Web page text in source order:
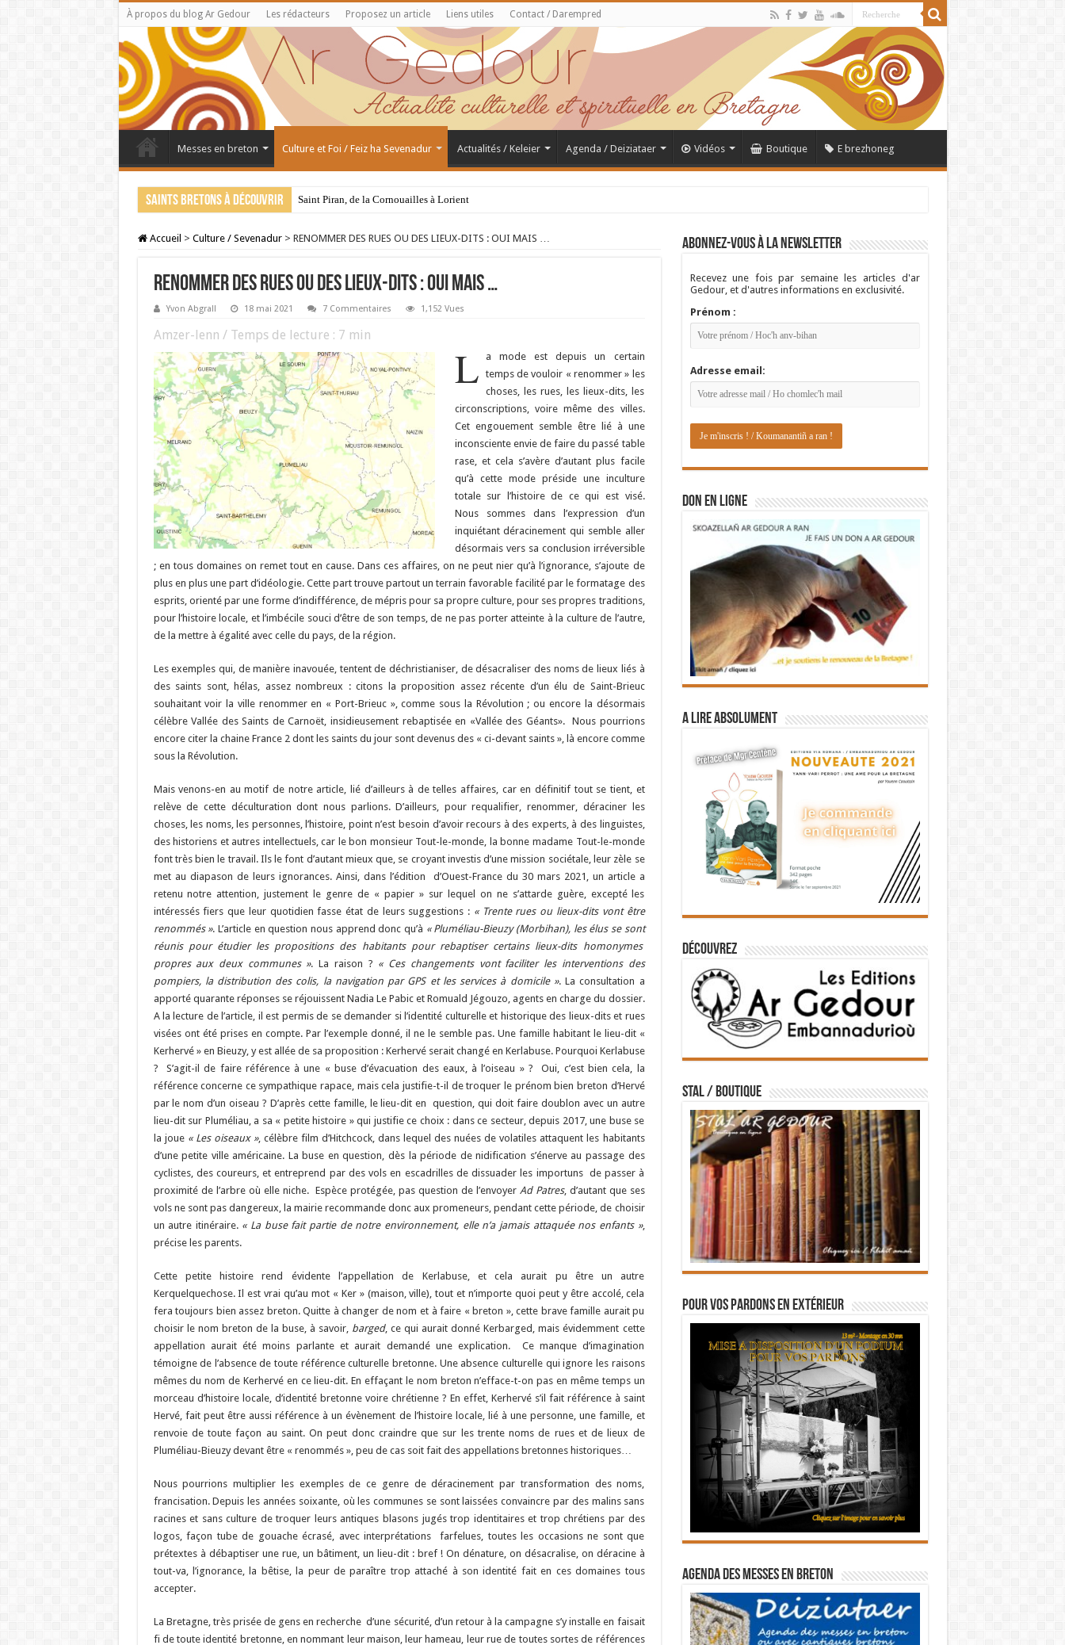
À propos du blog Ar Gedour Les rédacteurs Proposez un article Liens utiles Contact / Darempred
Messes en breton Culture et Foi / Feiz ha Sevenadur Actualités / Keleier Agenda / Deiziataer Vidéos Boutique E brezhoneg
Saints bretons à découvrir Saint Piran, de la Cornouailles à Lorient
Accueil > Culture / Sevenadur > RENOMMER DES RUES OU DES LIEUX-DITS : OUI MAIS …
RENOMMER DES RUES OU DES LIEUX-DITS : OUI MAIS …
Yvon Abgrall 18 mai 2021 7 Commentaires 1,152 Vues
Amzer-lenn / Temps de lecture : 7 min
L
a mode est depuis un certain
temps de vouloir « renommer » les
choses, les rues, les lieux-dits, les
circonscriptions, voire même des villes.
Cet engouement semble être lié à une
inconsciente envie de faire du passé table
rase, et cela s’avère d’autant plus facile
qu’à cette mode préside une inculture
totale sur l’histoire de ce qui est visé.
Nous sommes dans l’expression d’un
inquiétant déracinement qui semble aller
désormais vers sa conclusion irréversible
; en tous domaines on remet tout en cause. Dans ces affaires, on ne peut nier qu’à l’ignorance, s’ajoute de
plus en plus une part d’idéologie. Cette part trouve partout un terrain favorable facilité par le formatage des
esprits, orienté par une forme d’indifférence, de mépris pour sa propre culture, pour ses propres traditions,
pour l’histoire locale, et l’imbécile souci d’être de son temps, de ne pas porter atteinte à la culture de l’autre,
de la mettre à égalité avec celle du pays, de la région.
Les exemples qui, de manière inavouée, tentent de déchristianiser, de désacraliser des noms de lieux liés à
des saints sont, hélas, assez nombreux : citons la proposition assez récente d’un élu de Saint-Brieuc
souhaitant voir la ville renommer en « Port-Brieuc », comme sous la Révolution ; ou encore la désormais
célèbre Vallée des Saints de Carnoët, insidieusement rebaptisée en «Vallée des Géants». Nous pourrions
encore citer la chaine France 2 dont les saints du jour sont devenus des « ci-devant saints », là encore comme
sous la Révolution.
Mais venons-en au motif de notre article, lié d’ailleurs à de telles affaires, car en définitif tout se tient, et
relève de cette déculturation dont nous parlions. D’ailleurs, pour requalifier, renommer, déraciner les
choses, les noms, les personnes, l’histoire, point n’est besoin d’avoir recours à des experts, à des linguistes,
des historiens et autres intellectuels, car le bon monsieur Tout-le-monde, la bonne madame Tout-le-monde
font très bien le travail. Ils le font d’autant mieux que, se croyant investis d’une mission sociétale, leur zèle se
met au diapason de leurs ignorances. Ainsi, dans l’édition d’Ouest-France du 30 mars 2021, un article a
retenu notre attention, justement le genre de « papier » sur lequel on ne s’attarde guère, excepté les
intéressés fiers que leur quotidien fasse état de leurs suggestions : « Trente rues ou lieux-dits vont être
renommés ». L’article en question nous apprend donc qu’à « Pluméliau-Bieuzy (Morbihan), les élus se sont
réunis pour étudier les propositions des habitants pour rebaptiser certains lieux-dits homonymes
propres aux deux communes ». La raison ? « Ces changements vont faciliter les interventions des
pompiers, la distribution des colis, la navigation par GPS et les services à domicile ». La consultation a
apporté quarante réponses se réjouissent Nadia Le Pabic et Romuald Jégouzo, agents en charge du dossier.
A la lecture de l’article, il est permis de se demander si l’identité culturelle et historique des lieux-dits et rues
visées ont été prises en compte. Par l’exemple donné, il ne le semble pas. Une famille habitant le lieu-dit «
Kerhervé » en Bieuzy, y est allée de sa proposition : Kerhervé serait changé en Kerlabuse. Pourquoi Kerlabuse
? S’agit-il de faire référence à une « buse d’évacuation des eaux, à l’oiseau » ? Oui, c’est bien cela, la
référence concerne ce sympathique rapace, mais cela justifie-t-il de troquer le prénom bien breton d’Hervé
par le nom d’un oiseau ? D’après cette famille, le lieu-dit en question, qui doit faire doublon avec un autre
lieu-dit sur Pluméliau, a sa « petite histoire » qui justifie ce choix : dans ce secteur, depuis 2017, une buse se
la joue « Les oiseaux », célèbre film d’Hitchcock, dans lequel des nuées de volatiles attaquent les habitants
d’une petite ville américaine. La buse en question, dès la période de nidification s’énerve au passage des
cyclistes, des coureurs, et entreprend par des vols en escadrilles de dissuader les importuns de passer à
proximité de l’arbre où elle niche. Espèce protégée, pas question de l’envoyer Ad Patres, d’autant que ses
vols ne sont pas dangereux, la mairie recommande donc aux promeneurs, pendant cette période, de choisir
un autre itinéraire.« La buse fait partie de notre environnement, elle n’a jamais attaquée nos enfants »,
précise les parents.
Cette petite histoire rend évidente l’appellation de Kerlabuse, et cela aurait pu être un autre
Kerquelquechose. Il est vrai qu’au mot « Ker » (maison, ville), tout et n’importe quoi peut y être accolé, cela
fera toujours bien assez breton. Quitte à changer de nom et à faire « breton », cette brave famille aurait pu
choisir le nom breton de la buse, à savoir, barged, ce qui aurait donné Kerbarged, mais évidemment cette
appellation aurait été moins parlante et aurait demandé une explication. Ce manque d’imagination
témoigne de l’absence de toute référence culturelle bretonne. Une absence culturelle qui ignore les raisons
mêmes du nom de Kerhervé en ce lieu-dit. En effaçant le nom breton n’efface-t-on pas en même temps un
morceau d’histoire locale, d’identité bretonne voire chrétienne ? En effet, Kerhervé s’il fait référence à saint
Hervé, fait peut être aussi référence à un évènement de l’histoire locale, lié à une personne, une famille, et
renvoie de toute façon au saint. On peut donc craindre que sur les trente noms de rues et de lieux de
Pluméliau-Bieuzy devant être « renommés », peu de cas soit fait des appellations bretonnes historiques…
Nous pourrions multiplier les exemples de ce genre de déracinement par transformation des noms,
francisation. Depuis les années soixante, où les communes se sont laissées convaincre par des malins sans
racines et sans culture de troquer leurs antiques blasons jugés trop identitaires et trop chrétiens par des
logos, façon tube de gouache écrasé, avec interprétations farfelues, toutes les occasions ne sont que
prétextes à débaptiser une rue, un bâtiment, un lieu-dit : bref ! On dénature, on désacralise, on déracine à
tout-va, l’ignorance, la bêtise, la peur de paraître trop attaché à son identité fait en ces domaines tous
accepter.
La Bretagne, très prisée de gens en recherche d’une sécurité, d’un retour à la campagne s’y installe en faisait
fi de toute identité bretonne, en nommant leur maison, leur hameau, leur rue de toutes sortes de références
Abonnez-vous à la newsletter
Recevez une fois par semaine les articles d'ar
Gedour, et d'autres informations en exclusivité.
Prénom :
Adresse email:
DON EN LIGNE
A lire absolument
Découvrez
STAL / BOUTIQUE
Pour vos pardons en extérieur
Agenda des messes en breton